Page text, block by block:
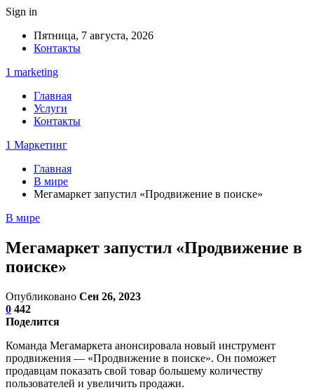
Sign in
Пятница, 7 августа, 2026
Контакты
1 marketing
Главная
Услуги
Контакты
1 Маркетинг
Главная
В мире
Мегамаркет запустил «Продвижение в поиске»
В мире
Мегамаркет запустил «Продвижение в
поиске»
Опубликовано Сен 26, 2023
0 442
Поделится
Команда Мегамаркета анонсировала новый инструмент
продвижения — «Продвижение в поиске». Он поможет
продавцам показать свой товар большему количеству
пользователей и увеличить продажи.